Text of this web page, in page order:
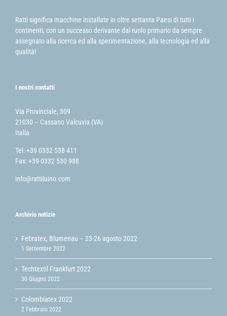
Ratti significa macchine installate in oltre settanta Paesi di tutti i
continenti, con un successo derivante dal ruolo primario da sempre
assegnato alla ricerca ed alla sperimentazione, alla tecnologia ed alla
qualità!
I nostri contatti
Via Provinciale, 309
21030 – Cassano Valcuvia (VA)
Italia
Tel: +39 0332 538 411
Fax: +39 0332 530 988
info@rattiluino.com
Archivio notizie
Febratex, Blumenau – 23-26 agosto 2022
1 Settembre 2022
Techtextil Frankfurt 2022
30 Giugno 2022
Colombiatex 2022
2 Febbraio 2022